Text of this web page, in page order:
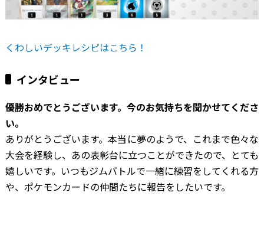
くわしいデッキレシピはこちら！
インタビュー
―――優勝おめでとうございます。今のお気持ちを聞かせてくださ
い。
ありがとうございます。本当に夢のようで、これまで色々な
大会を経験し、あの表彰台に立つことができたので、とても
嬉しいです。いつもジムバトルで一緒に練習をしてくれる方
や、ポケモンカードの仲間たちに報告をしたいです。